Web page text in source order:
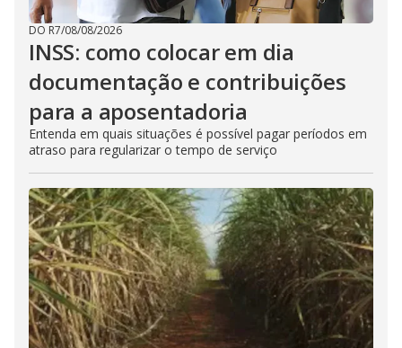
DO R7/08/08/2026
INSS: como colocar em dia
documentação e contribuições
para a aposentadoria
Entenda em quais situações é possível pagar períodos em
atraso para regularizar o tempo de serviço